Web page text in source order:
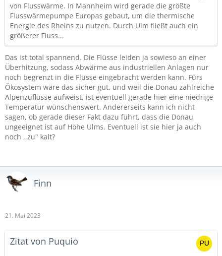
von Flusswärme. In Mannheim wird gerade die größte
Flusswärmepumpe Europas gebaut, um die thermische
Energie des Rheins zu nutzen. Durch Ulm fließt auch ein
größerer Fluss...
Das ist total spannend. Die Flüsse leiden ja sowieso an einer
Überhitzung, sodass Abwärme aus industriellen Anlagen nur
noch begrenzt in die Flüsse eingebracht werden kann. Fürs
Ökosystem wäre das sicher gut, und weil die Donau zahlreiche
Alpenzuflüsse aufweist, ist eventuell gerade hier eine niedrige
Temperatur wünschenswert. Andererseits kann ich nicht
sagen, ob gerade dieser Fakt dazu führt, dass die Donau
ungeeignet ist auf Höhe Ulms. Eventuell ist sie hier ja auch
noch ,,zu" kalt?
Finn
21. Mai 2023
Zitat von Puquio